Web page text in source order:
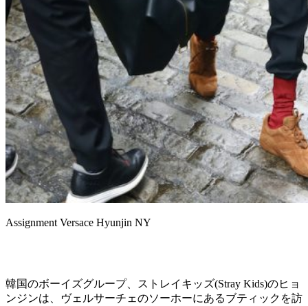
Assignment Versace Hyunjin NY
韓国のボーイズグループ、ストレイキッズ(Stray Kids)のヒョ
ンジンは、ヴェルサーチェのソーホーにあるブティックを訪